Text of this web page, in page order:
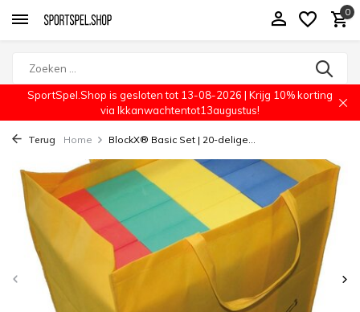
0
SportSpel.Shop is gesloten tot 13-08-2026 | Krijg 10% korting
via Ikkanwachtentot13augustus!
Terug Home BlockX® Basic Set | 20-delige...